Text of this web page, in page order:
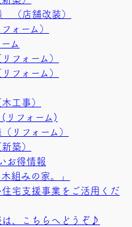
（店舗改装）
ォーム）
ム
フォーム）
フォーム）
工事）
フォーム)
リフォーム）
築）
お得情報
組みの家。」
宅支援事業をご活用くだ
、こちらへどうぞ♪